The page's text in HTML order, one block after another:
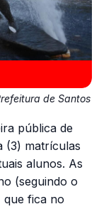
de Santos
pública de
(3) matrículas
alunos. As
(seguindo o
fica no